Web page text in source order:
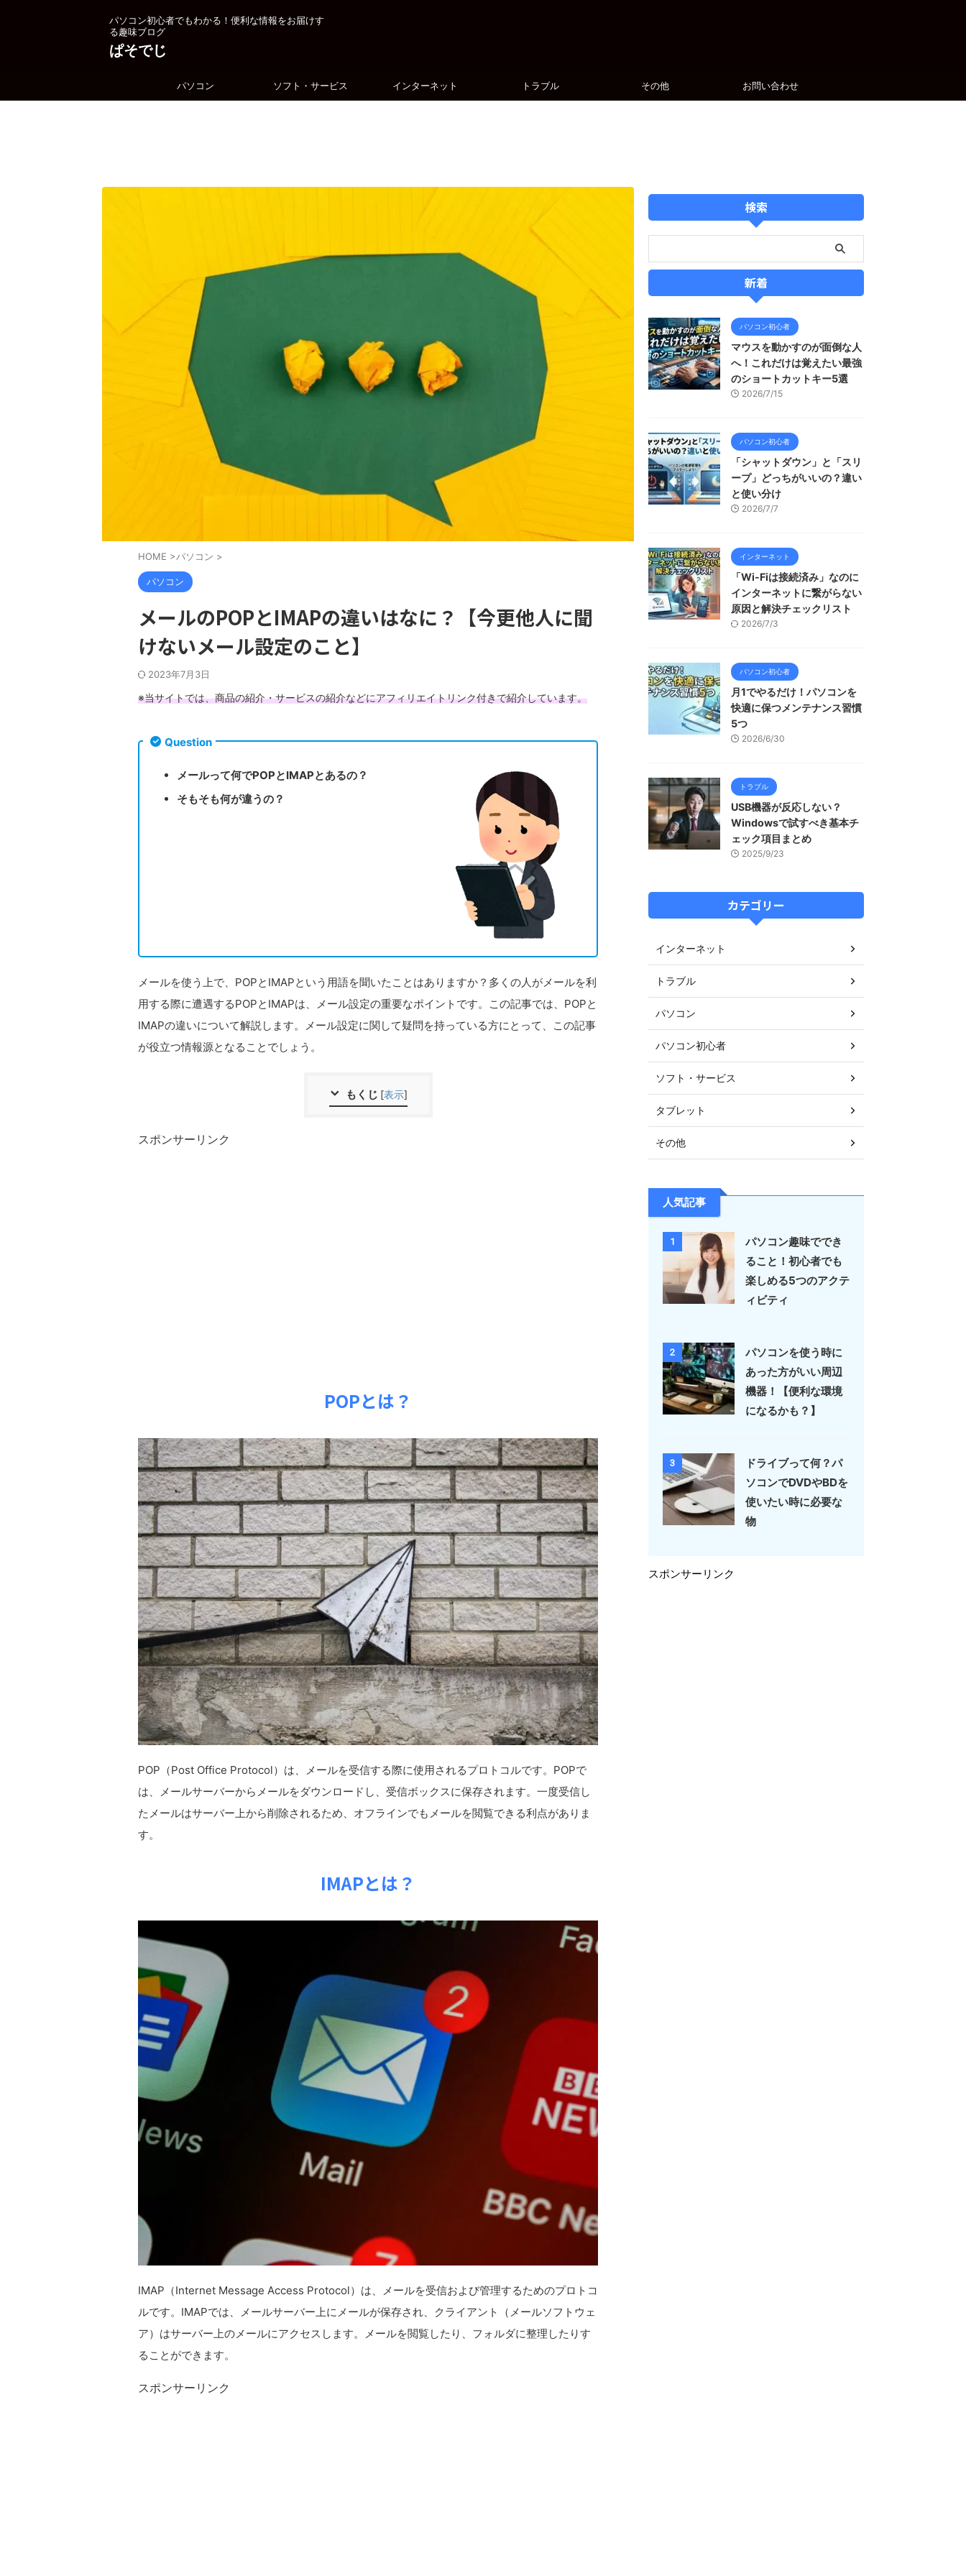
パソコン初心者でもわかる！便利な情報をお届けす
る趣味ブログ
ぱそでじ
パソコン ソフト・サービス インターネット トラブル その他 お問い合わせ
HOME >パソコン >
パソコン
メールのPOPとIMAPの違いはなに？【今更他人に聞
けないメール設定のこと】
2023年7月3日
※当サイトでは、商品の紹介・サービスの紹介などにアフィリエイトリンク付きで紹介しています。
Question
メールって何でPOPとIMAPとあるの？
そもそも何が違うの？
メールを使う上で、POPとIMAPという用語を聞いたことはありますか？多くの人がメールを利
用する際に遭遇するPOPとIMAPは、メール設定の重要なポイントです。この記事では、POPと
IMAPの違いについて解説します。メール設定に関して疑問を持っている方にとって、この記事
が役立つ情報源となることでしょう。
もくじ [表示]
スポンサーリンク
POPとは？
POP（Post Office Protocol）は、メールを受信する際に使用されるプロトコルです。POPで
は、メールサーバーからメールをダウンロードし、受信ボックスに保存されます。一度受信し
たメールはサーバー上から削除されるため、オフラインでもメールを閲覧できる利点がありま
す。
IMAPとは？
IMAP（Internet Message Access Protocol）は、メールを受信および管理するためのプロトコ
ルです。IMAPでは、メールサーバー上にメールが保存され、クライアント（メールソフトウェ
ア）はサーバー上のメールにアクセスします。メールを閲覧したり、フォルダに整理したりす
ることができます。
スポンサーリンク
検索
新着
パソコン初心者
マウスを動かすのが面倒な人
へ！これだけは覚えたい最強
のショートカットキー5選
2026/7/15
パソコン初心者
「シャットダウン」と「スリ
ープ」どっちがいいの？違い
と使い分け
2026/7/7
インターネット
「Wi-Fiは接続済み」なのに
インターネットに繋がらない
原因と解決チェックリスト
2026/7/3
パソコン初心者
月1でやるだけ！パソコンを
快適に保つメンテナンス習慣
5つ
2026/6/30
トラブル
USB機器が反応しない？
Windowsで試すべき基本チ
ェック項目まとめ
2025/9/23
カテゴリー
インターネット
トラブル
パソコン
パソコン初心者
ソフト・サービス
タブレット
その他
人気記事
1
パソコン趣味ででき
ること！初心者でも
楽しめる5つのアクテ
ィビティ
2
パソコンを使う時に
あった方がいい周辺
機器！【便利な環境
になるかも？】
3
ドライブって何？パ
ソコンでDVDやBDを
使いたい時に必要な
物
スポンサーリンク